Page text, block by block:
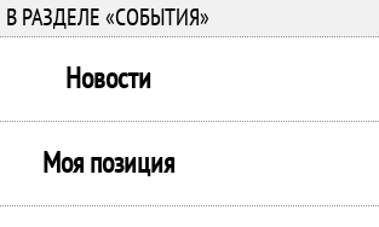
В РАЗДЕЛЕ «СОБЫТИЯ»
Новости
Моя позиция